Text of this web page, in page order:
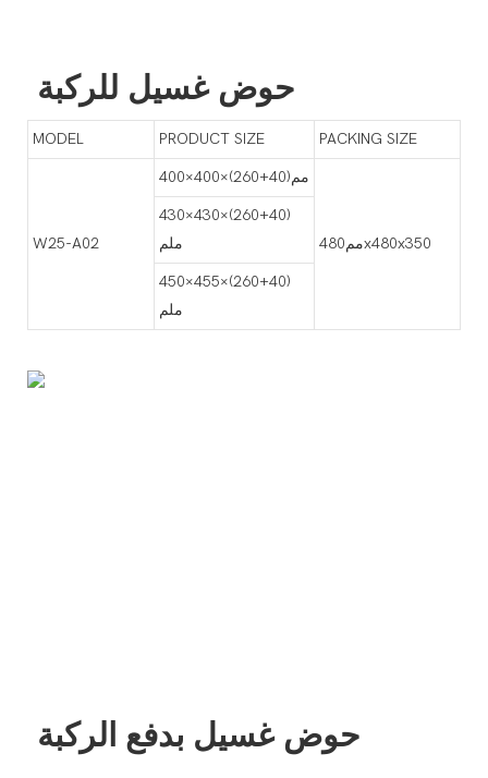
حوض غسيل للركبة
MODEL PRODUCT SIZE PACKING SIZE
W25-A02
400×400×(260+40)مم
مم480x480x350
430×430×(260+40)
ملم
450×455×(260+40)
ملم
حوض غسيل بدفع الركبة